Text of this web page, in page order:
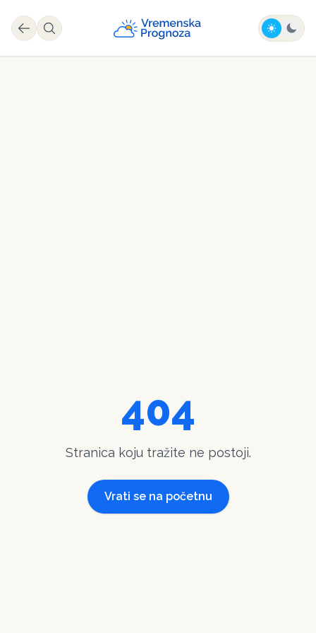
404
Stranica koju tražite ne postoji.
Vrati se na početnu